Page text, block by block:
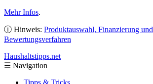
Mehr Infos.
ⓘ Hinweis: Produktauswahl, Finanzierung und
Bewertungsverfahren
Haushaltstipps.net
☰ Navigation
Tipps & Tricks